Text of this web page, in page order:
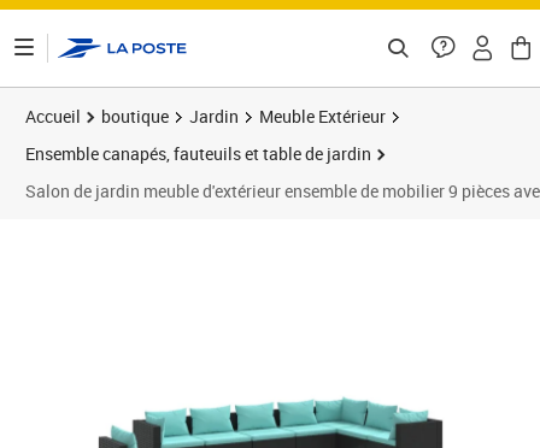
Accueil boutique Jardin
Meuble Extérieur
Ensemble canapés, fauteuils et table de jardin
Salon de jardin meuble d'extérieur ensemble de mobilier 9 pièces